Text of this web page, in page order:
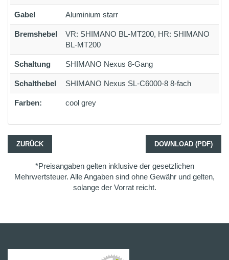
Gabel Aluminium starr
Bremshebel
VR: SHIMANO BL-MT200, HR: SHIMANO
BL-MT200
Schaltung SHIMANO Nexus 8-Gang
Schalthebel SHIMANO Nexus SL-C6000-8 8-fach
Farben: cool grey
ZURÜCK DOWNLOAD (PDF)
*Preisangaben gelten inklusive der gesetzlichen
Mehrwertsteuer. Alle Angaben sind ohne Gewähr und gelten,
solange der Vorrat reicht.